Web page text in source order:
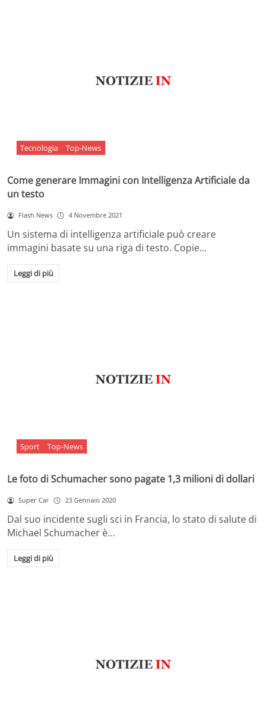
Tecnologia Top-News
Come generare Immagini con Intelligenza Artificiale da
un testo
Flash News 4 Novembre 2021
Un sistema di intelligenza artificiale può creare
immagini basate su una riga di testo. Copie…
Leggi di più
Sport Top-News
Le foto di Schumacher sono pagate 1,3 milioni di dollari
Super Car 23 Gennaio 2020
Dal suo incidente sugli sci in Francia, lo stato di salute di
Michael Schumacher è…
Leggi di più